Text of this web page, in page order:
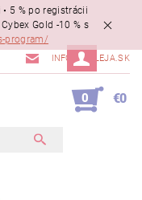
5 % po registrácii
Gold -10 % s
program/
INFO@MALEJA.SK
0 €0